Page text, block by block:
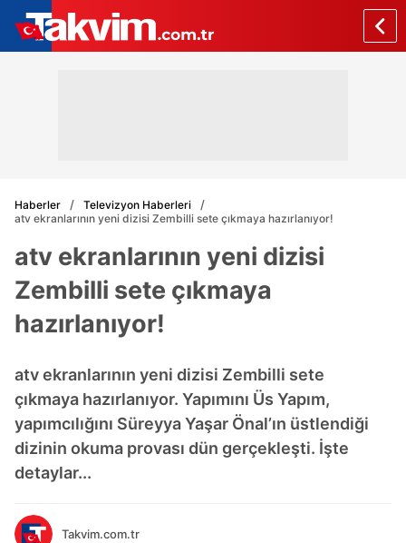
Haberler
Televizyon Haberleri
atv ekranlarının yeni dizisi Zembilli sete çıkmaya hazırlanıyor!
atv ekranlarının yeni dizisi
Zembilli sete çıkmaya
hazırlanıyor!
atv ekranlarının yeni dizisi Zembilli sete
çıkmaya hazırlanıyor. Yapımını Üs Yapım,
yapımcılığını Süreyya Yaşar Önal’ın üstlendiği
dizinin okuma provası dün gerçekleşti. İşte
detaylar...
Takvim.com.tr